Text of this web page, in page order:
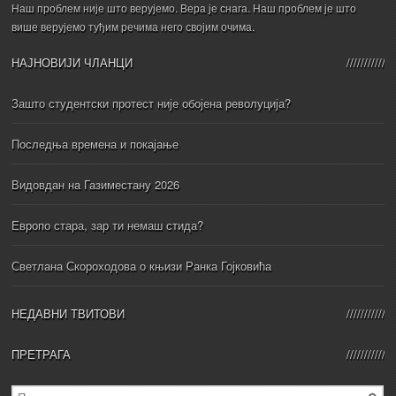
Наш проблем није што верујемо. Вера је снага. Наш проблем је што
више верујемо туђим речима него својим очима.
НАЈНОВИЈИ ЧЛАНЦИ
Зашто студентски протест није обојена револуција?
Последња времена и покајање
Видовдан на Газиместану 2026
Европо стара, зар ти немаш стида?
Светлана Скороходова о књизи Ранка Гојковића
НЕДАВНИ ТВИТОВИ
ПРЕТРАГА